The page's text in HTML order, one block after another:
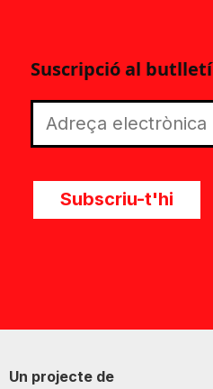
Suscripció al butlletí
Subscriu-t'hi
Un projecte de